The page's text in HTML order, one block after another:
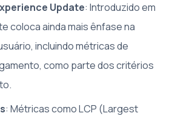
Update: Introduzido em
coloca ainda mais ênfase na
incluindo métricas de
como parte dos critérios
: Métricas como LCP (Largest